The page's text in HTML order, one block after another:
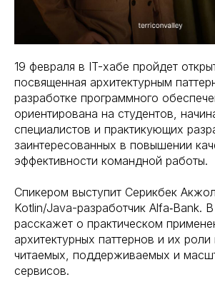
19 февраля в IT-хабе пройдет
посвященная архитектурным
разработке программного
ориентирована на студентов,
специалистов и практикующих
заинтересованных в повышении
эффективности командной работы.
Спикером выступит Серикбек
Kotlin/Java-разработчик Alfa‑Bank.
расскажет о практическом
архитектурных паттернов и их
читаемых, поддерживаемых и
сервисов.